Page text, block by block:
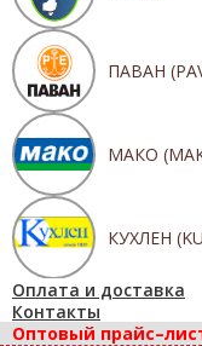
ПАВАН
МАКО
КУХЛЕН
Оплата и доставка
Контакты
Оптовый